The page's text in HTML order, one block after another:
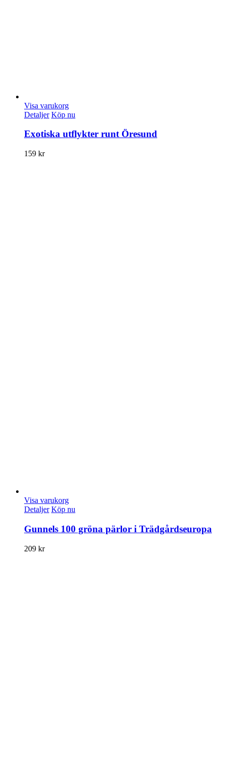
Visa varukorg
Detaljer Köp nu
Exotiska utflykter runt Öresund
159 kr
Visa varukorg
Detaljer Köp nu
Gunnels 100 gröna pärlor i Trädgårdseuropa
209 kr